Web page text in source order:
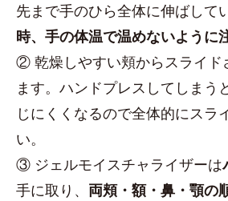
先まで手のひら全体に伸ばして
時、手の体温で温めないように
② 乾燥しやすい頬からスライド
ます。ハンドプレスしてしまう
じにくくなるので全体的にスラ
い。
③ ジェルモイスチャライザーは
手に取り、 両頬・額・鼻・顎の